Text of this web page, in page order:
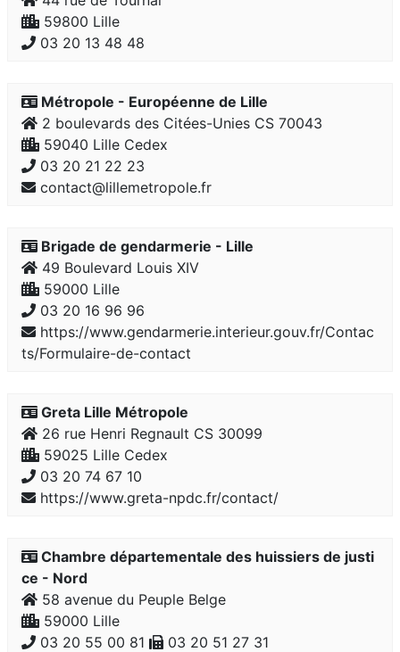
59800 Lille
03 20 13 48 48
Métropole - Européenne de Lille
2 boulevards des Citées-Unies CS 70043
59040 Lille Cedex
03 20 21 22 23
contact@lillemetropole.fr
Brigade de gendarmerie - Lille
49 Boulevard Louis XIV
59000 Lille
03 20 16 96 96
https://www.gendarmerie.interieur.gouv.fr/Contac
ts/Formulaire-de-contact
Greta Lille Métropole
26 rue Henri Regnault CS 30099
59025 Lille Cedex
03 20 74 67 10
https://www.greta-npdc.fr/contact/
Chambre départementale des huissiers de justi
ce - Nord
58 avenue du Peuple Belge
59000 Lille
03 20 55 00 81
03 20 51 27 31